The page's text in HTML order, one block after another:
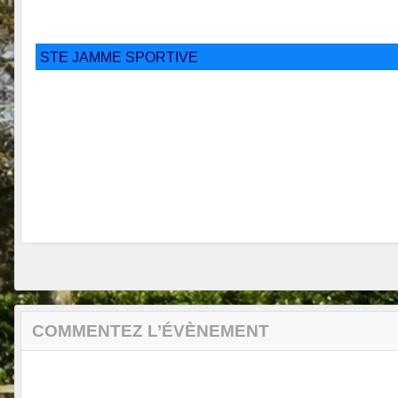
STE JAMME SPORTIVE
COMMENTEZ L’ÉVÈNEMENT